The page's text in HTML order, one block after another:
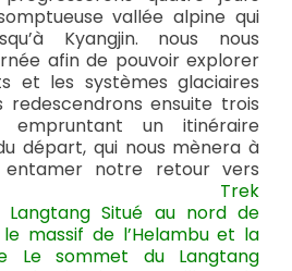
vallée alpine qui
Kyangjin. nous nous
afin de pouvoir explorer
et les systèmes glaciaires
redescendrons ensuite trois
un itinéraire
départ, qui nous mènera à
entamer notre retour vers
Trek
Situé au nord de
massif de l’Helambu et la
Le sommet du Langtang